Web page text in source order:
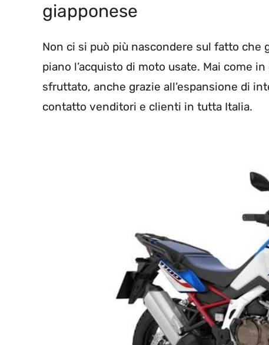
giapponese
Non ci si può più nascondere sul fatto
piano l’acquisto di moto usate. Mai come
sfruttato, anche grazie all’espansione di
contatto venditori e clienti in tutta Italia.